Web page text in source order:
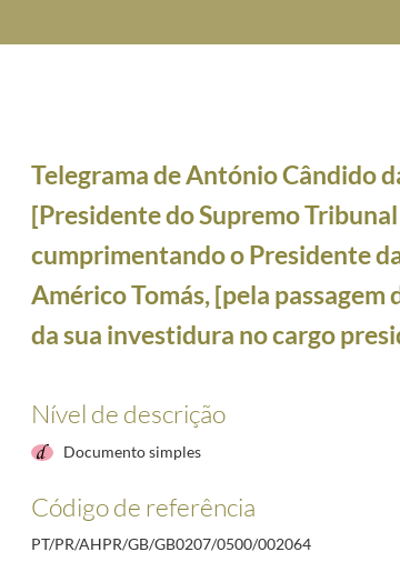
Alfredo Nunes, ao Presidente da República, Américo Tomás,
da República, Américo Tomás, do teor do telegrama endereçado ao
felicitando-o pela passagem do 5.º aniversário da sua investidura no
ao Presidente da República, Américo Tomás, felicitando-o pela
da República, Américo Tomás, [pela passagem do 5.º aniversário da
da República, Américo Tomás, [pela passagem do 5.º aniversário da sua
de Justiça], cumprimentando o Presidente da República,
o Presidente da República, Américo Tomás, pela passagem do 5.º
felicitando o Presidente da República, Américo Tomás, pela passagem
Telegrama de António Cândido
[Presidente do Supremo
cumprimentando o Presidente
Américo Tomás, [pela passagem
da sua investidura no cargo
Nível de descrição
Documento simples
Código de referência
PT/PR/AHPR/GB/GB0207/0500/002064